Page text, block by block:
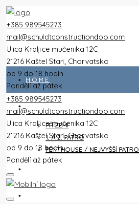
+385 989545273
mail@schuldtconstructiondoo.com
Ulica Kraljice mučenika 12C
21216 Kaštel Stari, Chorvatsko
od 9 do 18 hodin
Pondělí až pátek
HOME
PŘÍZEMÍ
1. A 2. PATRO
PENTHOUSE / NEJVYŠŠÍ PATRO
+385 989545273
mail@schuldtconstructiondoo.com
Ulica Kraljice mučenika 12C
21216 Kaštel Stari, Chorvatsko
od 9 do 18 hodin
Pondělí až pátek